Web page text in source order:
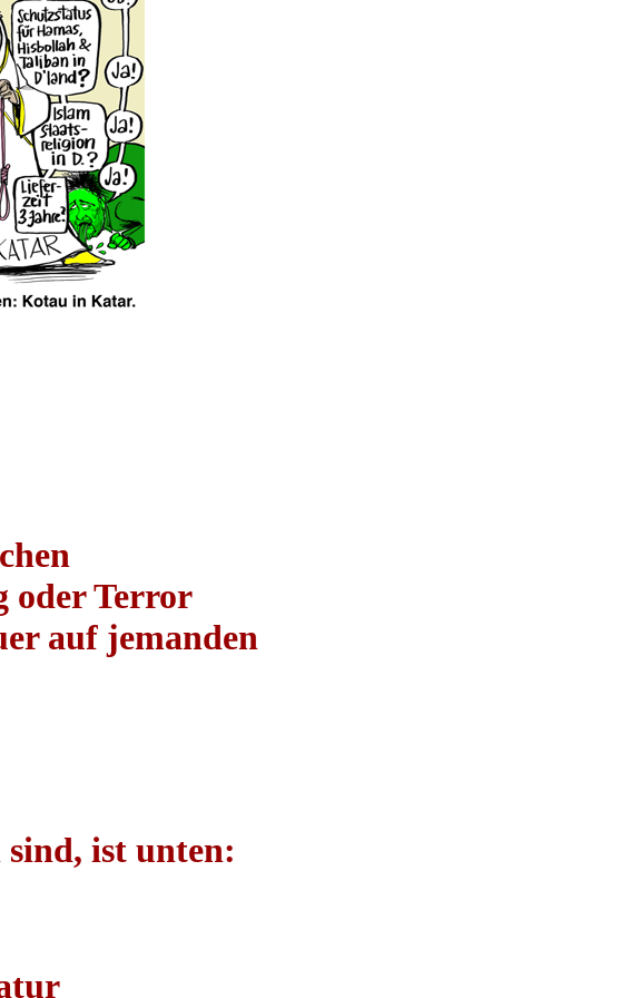
oder Terror
auf jemanden
ist unten: